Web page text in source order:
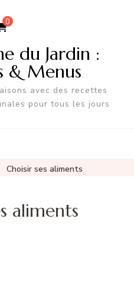
0
du Jardin :
& Menus
avec des recettes
pour tous les jours
Choisir ses aliments
aliments